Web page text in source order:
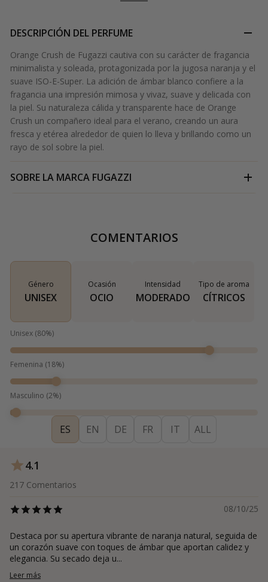
DESCRIPCIÓN DEL PERFUME
Orange Crush de Fugazzi cautiva con su carácter de fragancia
minimalista y soleada, protagonizada por la jugosa naranja y el
suave ISO-E-Super. La adición de ámbar blanco confiere a la
fragancia una impresión mimosa y vivaz, suave y delicada con
la piel. Su naturaleza cálida y transparente hace de Orange
Crush un compañero ideal para el verano, creando un aura
fresca y etérea alrededor de quien lo lleva y brillando como un
rayo de sol sobre la piel.
SOBRE LA MARCA FUGAZZI
COMENTARIOS
Género
UNISEX
Ocasión
OCIO
Intensidad
MODERADO
Tipo de aroma
CÍTRICOS
Unisex (80%)
Femenina (18%)
Masculino (2%)
ES EN DE FR IT ALL
4.1
217 Comentarios
08/10/25
Destaca por su apertura vibrante de naranja natural, seguida de
un corazón suave con toques de ámbar que aportan calidez y
elegancia. Su secado deja u...
Leer más